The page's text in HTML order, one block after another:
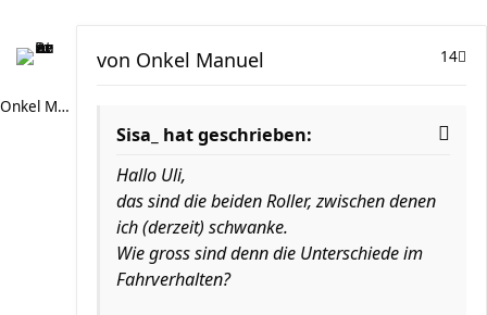
Onkel Manuel
14
von Onkel Manuel
Sisa_ hat geschrieben:
Hallo Uli,
das sind die beiden Roller, zwischen denen
ich (derzeit) schwanke.
Wie gross sind denn die Unterschiede im
Fahrverhalten?